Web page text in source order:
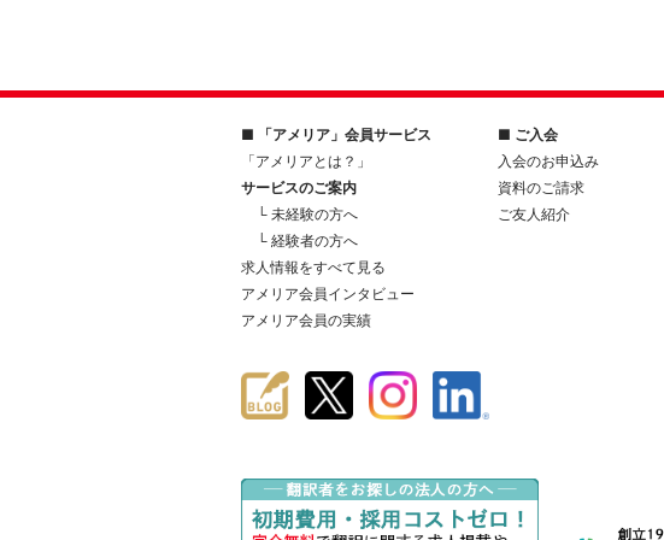
■ 「アメリア」会員サービス
「アメリアとは？」
サービスのご案内
└ 未経験の方へ
└ 経験者の方へ
求人情報をすべて見る
アメリア会員インタビュー
アメリア会員の実績
■ ご入会
入会のお申込み
資料のご請求
ご友人紹介